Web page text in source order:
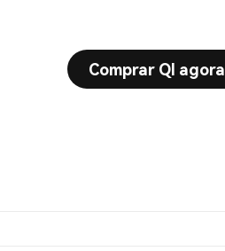
Comprar QI agora